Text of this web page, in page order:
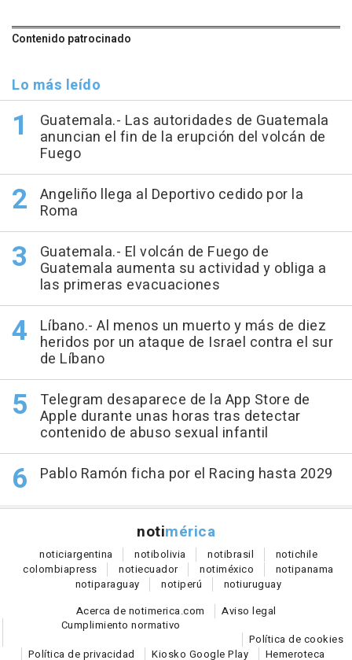
Contenido patrocinado
Lo más leído
Guatemala.- Las autoridades de Guatemala
anuncian el fin de la erupción del volcán de
Fuego
Angeliño llega al Deportivo cedido por la
Roma
Guatemala.- El volcán de Fuego de
Guatemala aumenta su actividad y obliga a
las primeras evacuaciones
Líbano.- Al menos un muerto y más de diez
heridos por un ataque de Israel contra el sur
de Líbano
Telegram desaparece de la App Store de
Apple durante unas horas tras detectar
contenido de abuso sexual infantil
Pablo Ramón ficha por el Racing hasta 2029
notimérica
noticiargentina notibolivia notibrasil notichile
colombiapress notiecuador notiméxico notipanama
notiparaguay notiperú notiuruguay
Acerca de notimerica.com
Aviso legal
Cumplimiento normativo
Política de cookies
Política de privacidad
Kiosko Google Play Hemeroteca